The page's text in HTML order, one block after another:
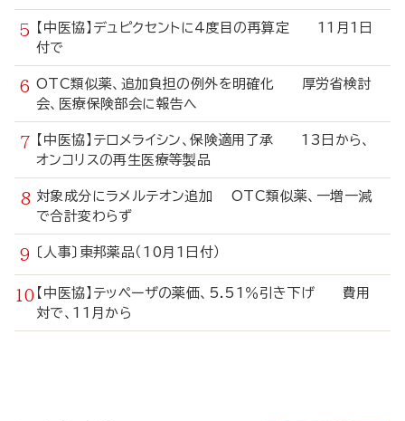
【中医協】デュピクセントに4度目の再算定 11月1日
付で
OTC類似薬、追加負担の例外を明確化 厚労省検討
会、医療保険部会に報告へ
【中医協】テロメライシン、保険適用了承 13日から、
オンコリスの再生医療等製品
対象成分にラメルテオン追加 OTC類似薬、一増一減
で合計変わらず
〔人事〕東邦薬品（10月1日付）
【中医協】テッペーザの薬価、5.51％引き下げ 費用
対で、11月から